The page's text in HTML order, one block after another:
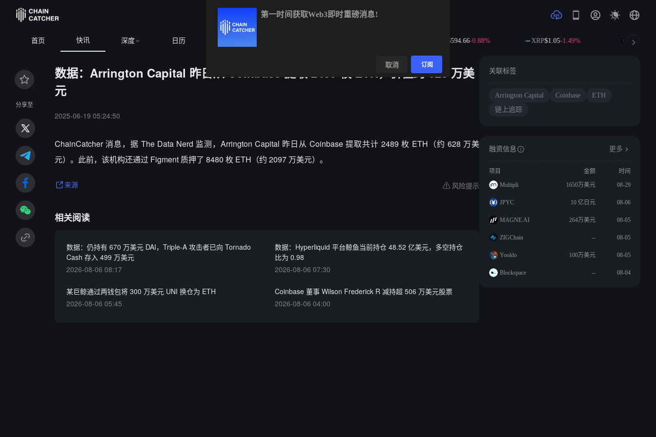
首页 快讯 深度 日历 $594.66-0.88% XRP$1.05-1.49% SOL
分享至
数据：Arrington Capital 昨日从 Coinbase 提取 2489 枚 ETH，价值约 628 万美
元
2025-06-19 05:24:50
ChainCatcher 消息，据 The Data Nerd 监测，Arrington Capital 昨日从 Coinbase 提取共计 2489 枚 ETH（约 628 万美
元）。此前，该机构还通过 Figment 质押了 8480 枚 ETH（约 2097 万美元）。
来源 风险提示
相关阅读
数据：仍持有 670 万美元 DAI，Triple-A 攻击者已向 Tornado
Cash 存入 499 万美元
2026-08-06 08:17
数据：Hyperliquid 平台鲸鱼当前持仓 48.52 亿美元，多空持仓
比为 0.98
2026-08-06 07:30
某巨鲸通过两钱包将 300 万美元 UNI 换仓为 ETH
2026-08-06 05:45
Coinbase 董事 Wilson Frederick R 减持超 506 万美元股票
2026-08-06 04:00
关联标签
Arrington Capital Coinbase
ETH
链上追踪
融资信息 更多
项目 金额
时间
Multipli
1650万美元 08-29
JPYC 10 亿日元 08-06
MAGNE.AI 264万美元 08-05
ZIGChain -- 08-05
Yooldo 100万美元 08-05
Blockspace -- 08-04
第一时间获取Web3即时重磅消息!
取消 订阅